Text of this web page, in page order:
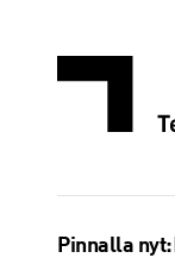
Pinnalla nyt: